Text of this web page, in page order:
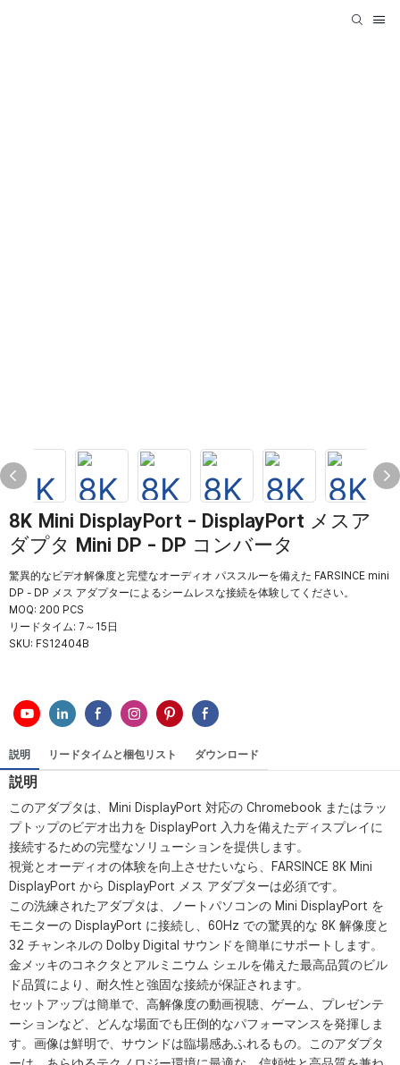
8K Mini DisplayPort - DisplayPort メスア
ダプタ Mini DP - DP コンバータ
驚異的なビデオ解像度と完璧なオーディオ パススルーを備えた FARSINCE mini
DP - DP メス アダプターによるシームレスな接続を体験してください。
MOQ: 200 PCS
リードタイム: 7～15日
SKU: FS12404B
説明 リードタイムと梱包リスト ダウンロード
説明
このアダプタは、Mini DisplayPort 対応の Chromebook またはラッ
プトップのビデオ出力を DisplayPort 入力を備えたディスプレイに
接続するための完璧なソリューションを提供します。
視覚とオーディオの体験を向上させたいなら、FARSINCE 8K Mini
DisplayPort から DisplayPort メス アダプターは必須です。
この洗練されたアダプタは、ノートパソコンの Mini DisplayPort を
モニターの DisplayPort に接続し、60Hz での驚異的な 8K 解像度と
32 チャンネルの Dolby Digital サウンドを簡単にサポートします。
金メッキのコネクタとアルミニウム シェルを備えた最高品質のビル
ド品質により、耐久性と強固な接続が保証されます。
セットアップは簡単で、高解像度の動画視聴、ゲーム、プレゼンテ
ーションなど、どんな場面でも圧倒的なパフォーマンスを発揮しま
す。画像は鮮明で、サウンドは臨場感あふれるもの。このアダプタ